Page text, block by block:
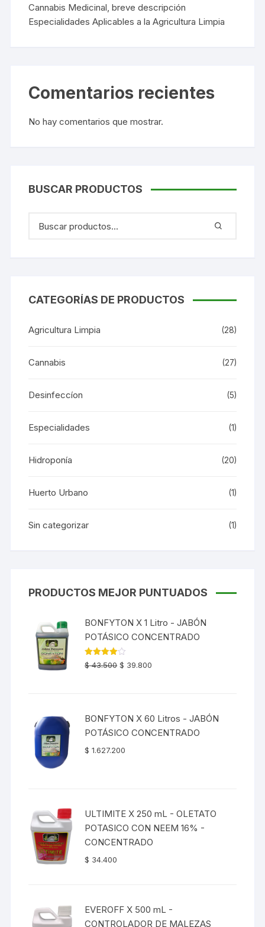
Cannabis Medicinal, breve descripción
Especialidades Aplicables a la Agricultura Limpia
Comentarios recientes
No hay comentarios que mostrar.
BUSCAR PRODUCTOS
CATEGORÍAS DE PRODUCTOS
Agricultura Limpia (28)
Cannabis (27)
Desinfeccíon (5)
Especialidades (1)
Hidroponía (20)
Huerto Urbano (1)
Sin categorizar (1)
PRODUCTOS MEJOR PUNTUADOS
BONFYTON X 1 Litro - JABÓN
POTÁSICO CONCENTRADO
Valorado
con 4.00
$43.500 El
$ 43.500.
$ 39.800
$ 39.800.
BONFYTON X 60 Litros - JABÓN
POTÁSICO CONCENTRADO
$ 1.627.200
ULTIMITE X 250 mL - OLETATO
POTASICO CON NEEM 16% -
CONCENTRADO
$ 34.400
EVEROFF X 500 mL -
CONTROLADOR DE MALEZAS